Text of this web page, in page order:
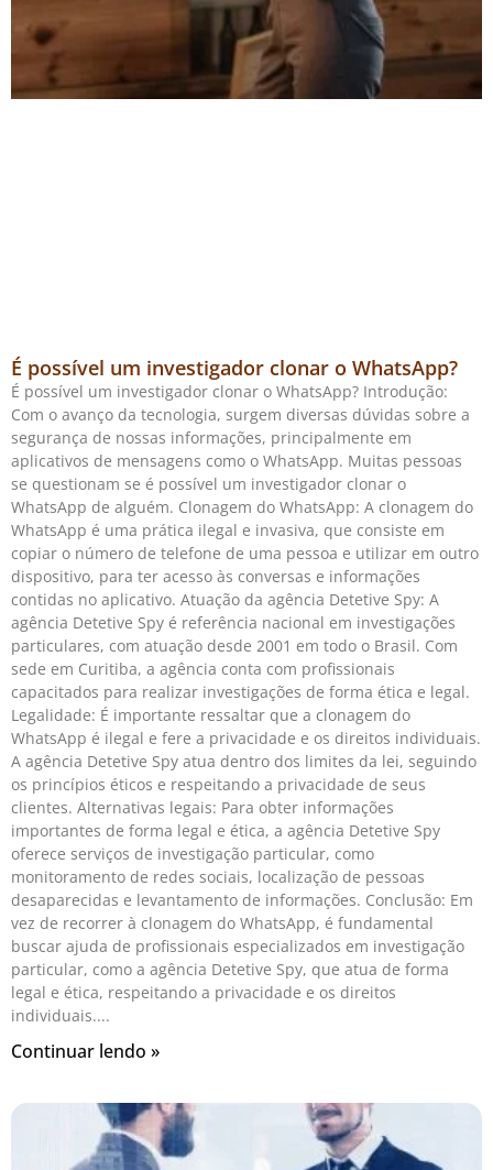
É possível um investigador clonar o WhatsApp?
É possível um investigador clonar o WhatsApp? Introdução:
Com o avanço da tecnologia, surgem diversas dúvidas sobre a
segurança de nossas informações, principalmente em
aplicativos de mensagens como o WhatsApp. Muitas pessoas
se questionam se é possível um investigador clonar o
WhatsApp de alguém. Clonagem do WhatsApp: A clonagem do
WhatsApp é uma prática ilegal e invasiva, que consiste em
copiar o número de telefone de uma pessoa e utilizar em outro
dispositivo, para ter acesso às conversas e informações
contidas no aplicativo. Atuação da agência Detetive Spy: A
agência Detetive Spy é referência nacional em investigações
particulares, com atuação desde 2001 em todo o Brasil. Com
sede em Curitiba, a agência conta com profissionais
capacitados para realizar investigações de forma ética e legal.
Legalidade: É importante ressaltar que a clonagem do
WhatsApp é ilegal e fere a privacidade e os direitos individuais.
A agência Detetive Spy atua dentro dos limites da lei, seguindo
os princípios éticos e respeitando a privacidade de seus
clientes. Alternativas legais: Para obter informações
importantes de forma legal e ética, a agência Detetive Spy
oferece serviços de investigação particular, como
monitoramento de redes sociais, localização de pessoas
desaparecidas e levantamento de informações. Conclusão: Em
vez de recorrer à clonagem do WhatsApp, é fundamental
buscar ajuda de profissionais especializados em investigação
particular, como a agência Detetive Spy, que atua de forma
legal e ética, respeitando a privacidade e os direitos
individuais.
Continuar lendo »